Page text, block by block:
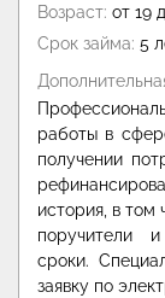
Возраст: от 19
Срок займа: 5
работы в
получении
история, в том
поручители
сроки.
заявку по